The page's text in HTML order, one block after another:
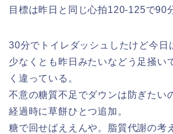
目標は昨日と同じ心拍120-125で90
30分でトイレダッシュしたけど今日
少なくとも昨日みたいなどう足掻い
く違っている。
不意の糖質不足でダウンは防ぎたい
経過時に草餅ひとつ追加。
糖で回せばええんや。脂質代謝の考